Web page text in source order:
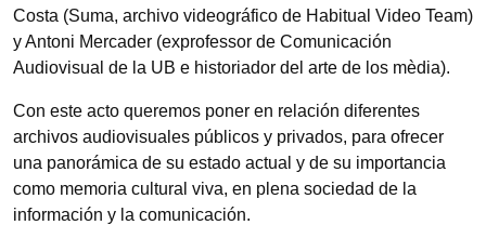
Costa (Suma, archivo videográfico de Habitual Video Team)
y Antoni Mercader (exprofessor de Comunicación
Audiovisual de la UB e historiador del arte de los mèdia).
Con este acto queremos poner en relación diferentes
archivos audiovisuales públicos y privados, para ofrecer
una panorámica de su estado actual y de su importancia
como memoria cultural viva, en plena sociedad de la
información y la comunicación.